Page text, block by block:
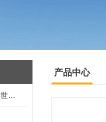
BOSCH-REXROTH博世力士乐
产品中心